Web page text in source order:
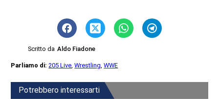
Scritto da Aldo Fiadone
Parliamo di:205 Live,Wrestling,WWE
Potrebbero interessarti